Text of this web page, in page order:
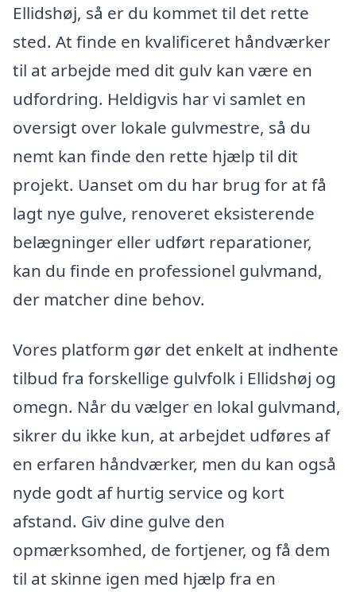
Ellidshøj, så er du kommet til det rette
sted. At finde en kvalificeret håndværker
til at arbejde med dit gulv kan være en
udfordring. Heldigvis har vi samlet en
oversigt over lokale gulvmestre, så du
nemt kan finde den rette hjælp til dit
projekt. Uanset om du har brug for at få
lagt nye gulve, renoveret eksisterende
belægninger eller udført reparationer,
kan du finde en professionel gulvmand,
der matcher dine behov.
Vores platform gør det enkelt at indhente
tilbud fra forskellige gulvfolk i Ellidshøj og
omegn. Når du vælger en lokal gulvmand,
sikrer du ikke kun, at arbejdet udføres af
en erfaren håndværker, men du kan også
nyde godt af hurtig service og kort
afstand. Giv dine gulve den
opmærksomhed, de fortjener, og få dem
til at skinne igen med hjælp fra en